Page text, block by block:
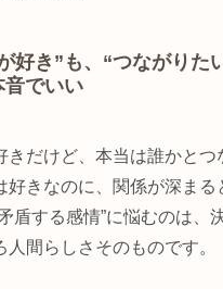
好き”も、“つながりた
音でいい
きだけど、本当は誰かとつ
好きなのに、関係が深まる
盾する感情”に悩むのは、
人間らしさそのものです。